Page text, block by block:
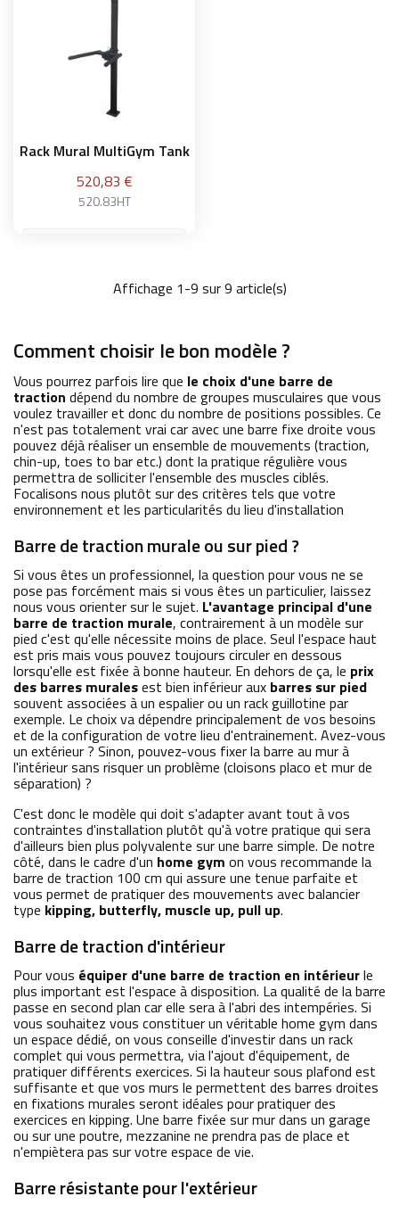
Rack Mural MultiGym Tank
Prix
520,83 €
520.83HT
Ajouter au panierAffichage 1-9 sur 9 article(s)
Comment choisir le bon modèle ?
Vous pourrez parfois lire que le choix d'une barre de
traction dépend du nombre de groupes musculaires que vous
voulez travailler et donc du nombre de positions possibles. Ce
n'est pas totalement vrai car avec une barre fixe droite vous
pouvez déjà réaliser un ensemble de mouvements (traction,
chin-up, toes to bar etc.) dont la pratique régulière vous
permettra de solliciter l'ensemble des muscles ciblés.
Focalisons nous plutôt sur des critères tels que votre
environnement et les particularités du lieu d'installation
Barre de traction murale ou sur pied ?
Si vous êtes un professionnel, la question pour vous ne se
pose pas forcément mais si vous êtes un particulier, laissez
nous vous orienter sur le sujet. L'avantage principal d'une
barre de traction murale, contrairement à un modèle sur
pied c'est qu'elle nécessite moins de place. Seul l'espace haut
est pris mais vous pouvez toujours circuler en dessous
lorsqu'elle est fixée à bonne hauteur. En dehors de ça, le prix
des barres muralesest bien inférieur aux barres sur pied
souvent associées à un espalier ou un rack guillotine par
exemple. Le choix va dépendre principalement de vos besoins
et de la configuration de votre lieu d'entrainement. Avez-vous
un extérieur ? Sinon, pouvez-vous fixer la barre au mur à
l'intérieur sans risquer un problème (cloisons placo et mur de
séparation) ?
C'est donc le modèle qui doit s'adapter avant tout à vos
contraintes d'installation plutôt qu'à votre pratique qui sera
d'ailleurs bien plus polyvalente sur une barre simple. De notre
côté, dans le cadre d'un home gym on vous recommande la
barre de traction 100 cm qui assure une tenue parfaite et
vous permet de pratiquer des mouvements avec balancier
type kipping, butterfly, muscle up, pull up.
Barre de traction d'intérieur
Pour vous équiper d'une barre de traction en intérieurle
plus important est l'espace à disposition. La qualité de la barre
passe en second plan car elle sera à l'abri des intempéries. Si
vous souhaitez vous constituer un véritable home gym dans
un espace dédié, on vous conseille d'investir dans un rack
complet qui vous permettra, via l'ajout d'équipement, de
pratiquer différents exercices. Si la hauteur sous plafond est
suffisante et que vos murs le permettent des barres droites
en fixations murales seront idéales pour pratiquer des
exercices en kipping. Une barre fixée sur mur dans un garage
ou sur une poutre, mezzanine ne prendra pas de place et
n'empiètera pas sur votre espace de vie.
Barre résistante pour l'extérieur